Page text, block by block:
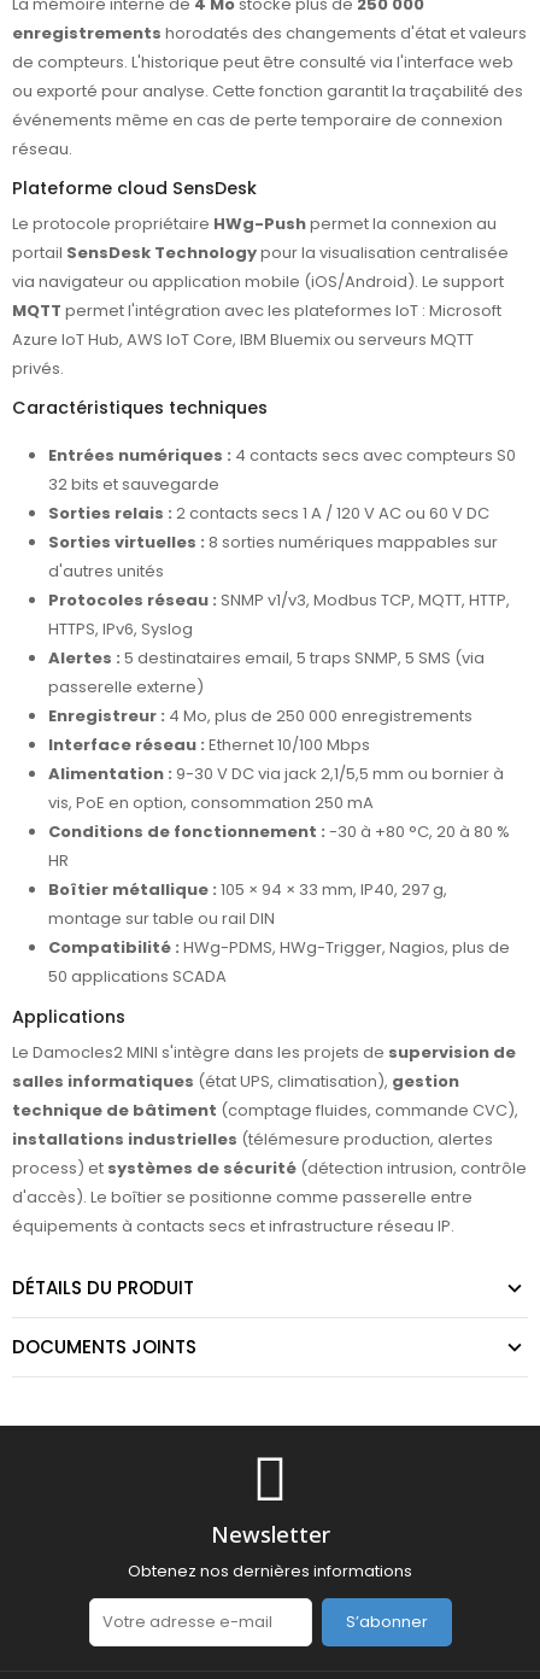
enregistrements horodatés des changements d'état et valeurs
de compteurs. L'historique peut être consulté via l'interface web
ou exporté pour analyse. Cette fonction garantit la traçabilité des
événements même en cas de perte temporaire de connexion
réseau.
Plateforme cloud SensDesk
Le protocole propriétaire HWg-Pushpermet la connexion au
portail SensDesk Technologypour la visualisation centralisée
via navigateur ou application mobile (iOS/Android). Le support
MQTT permet l'intégration avec les plateformes IoT : Microsoft
Azure IoT Hub, AWS IoT Core, IBM Bluemix ou serveurs MQTT
privés.
Caractéristiques techniques
Entrées numériques : 4 contacts secs avec compteurs S0
32 bits et sauvegarde
Sorties relais : 2 contacts secs 1 A / 120 V AC ou 60 V DC
Sorties virtuelles : 8 sorties numériques mappables sur
d'autres unités
Protocoles réseau : SNMP v1/v3, Modbus TCP, MQTT, HTTP,
HTTPS, IPv6, Syslog
Alertes : 5 destinataires email, 5 traps SNMP, 5 SMS (via
passerelle externe)
Enregistreur : 4 Mo, plus de 250 000 enregistrements
Interface réseau : Ethernet 10/100 Mbps
Alimentation : 9-30 V DC via jack 2,1/5,5 mm ou bornier à
vis, PoE en option, consommation 250 mA
Conditions de fonctionnement : -30 à +80 °C, 20 à 80 %
HR
Boîtier métallique : 105 × 94 × 33 mm, IP40, 297 g,
montage sur table ou rail DIN
Compatibilité : HWg-PDMS, HWg-Trigger, Nagios, plus de
50 applications SCADA
Applications
Le Damocles2 MINI s'intègre dans les projets de supervision de
salles informatiques (état UPS, climatisation), gestion
technique de bâtiment (comptage fluides, commande CVC),
installations industrielles (télémesure production, alertes
process) et systèmes de sécurité (détection intrusion, contrôle
d'accès). Le boîtier se positionne comme passerelle entre
équipements à contacts secs et infrastructure réseau IP.
DÉTAILS DU PRODUIT
DOCUMENTS JOINTS
Newsletter
Obtenez nos dernières informations
S’abonner